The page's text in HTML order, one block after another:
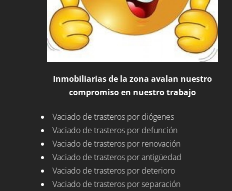
Inmobiliarias de la zona avalan nuestro
compromiso en nuestro trabajo
Vaciado de trasteros por diógenes
Vaciado de trasteros por defunción
Vaciado de trasteros por renovación
Vaciado de trasteros por antigüedad
Vaciado de trasteros por deterioro
Vaciado de trasteros por separación